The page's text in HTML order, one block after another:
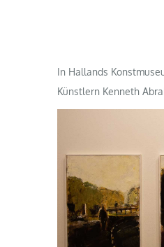
In Hallands
Künstlern Kenneth